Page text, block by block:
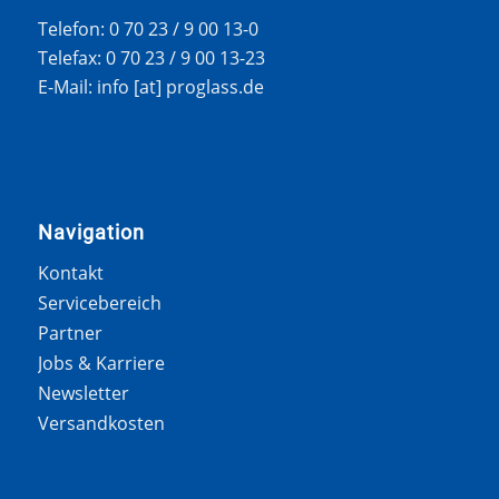
Telefon: 0 70 23 / 9 00 13-0
Telefax: 0 70 23 / 9 00 13-23
E-Mail: info [at] proglass.de
Navigation
Kontakt
Servicebereich
Partner
Jobs & Karriere
Newsletter
Versandkosten